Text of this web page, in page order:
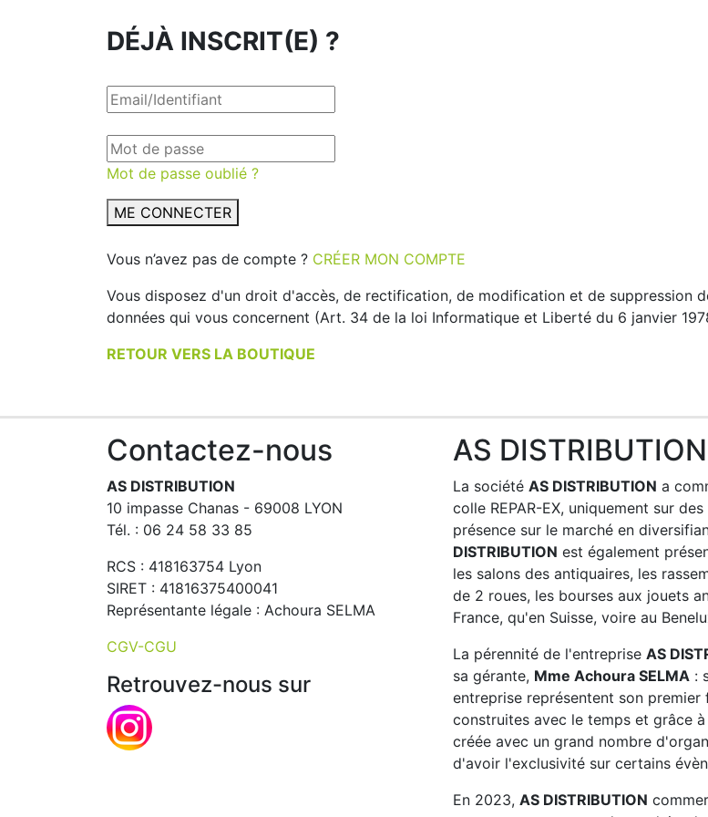
DÉJÀ INSCRIT(E) ?
Mot de passe oublié ?
ME CONNECTER
Vous n’avez pas de compte ? CRÉER MON COMPTE
Vous disposez d'un droit d'accès, de rectification, de modification et de suppression
données qui vous concernent (Art. 34 de la loi Informatique et Liberté du 6 janvier
RETOUR VERS LA BOUTIQUE
Contactez-nous
AS DISTRIBUTION
10 impasse Chanas - 69008 LYON
Tél. : 06 24 58 33 85
RCS : 418163754 Lyon
SIRET : 41816375400041
Représentante légale : Achoura SELMA
CGV-CGU
Retrouvez-nous sur
AS DISTRIBUTION
La société AS DISTRIBUTION a
colle REPAR-EX, uniquement sur
présence sur le marché en
DISTRIBUTION est également
les salons des antiquaires, les
de 2 roues, les bourses aux jouets
France, qu'en Suisse, voire au
La pérennité de l'entreprise AS
sa gérante, Mme Achoura SELMA :
entreprise représentent son
construites avec le temps et grâce
créée avec un grand nombre
d'avoir l'exclusivité sur certains
En 2023, AS DISTRIBUTION